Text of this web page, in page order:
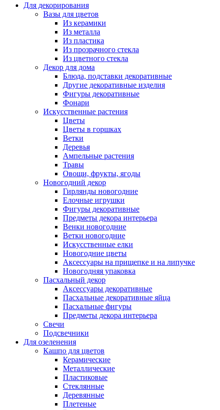
Для декорирования
Вазы для цветов
Из керамики
Из металла
Из пластика
Из прозрачного стекла
Из цветного стекла
Декор для дома
Блюда, подставки декоративные
Другие декоративные изделия
Фигуры декоративные
Фонари
Искусственные растения
Цветы
Цветы в горшках
Ветки
Деревья
Ампельные растения
Травы
Овощи, фрукты, ягоды
Новогодний декор
Гирлянды новогодние
Елочные игрушки
Фигуры декоративные
Предметы декора интерьера
Венки новогодние
Ветки новогодние
Искусственные елки
Новогодние цветы
Аксессуары на прищепке и на липучке
Новогодняя упаковка
Пасхальный декор
Аксессуары декоративные
Пасхальные декоративные яйца
Пасхальные фигуры
Предметы декора интерьера
Свечи
Подсвечники
Для озеленения
Кашпо для цветов
Керамические
Металлические
Пластиковые
Стеклянные
Деревянные
Плетеные